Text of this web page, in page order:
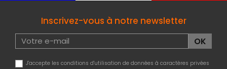
Inscrivez-vous à notre newsletter
J'accepte les conditions d'utilisation de données à caractères privées